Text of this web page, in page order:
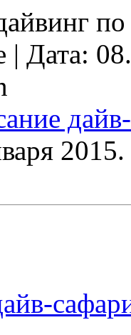
по
| Дата: